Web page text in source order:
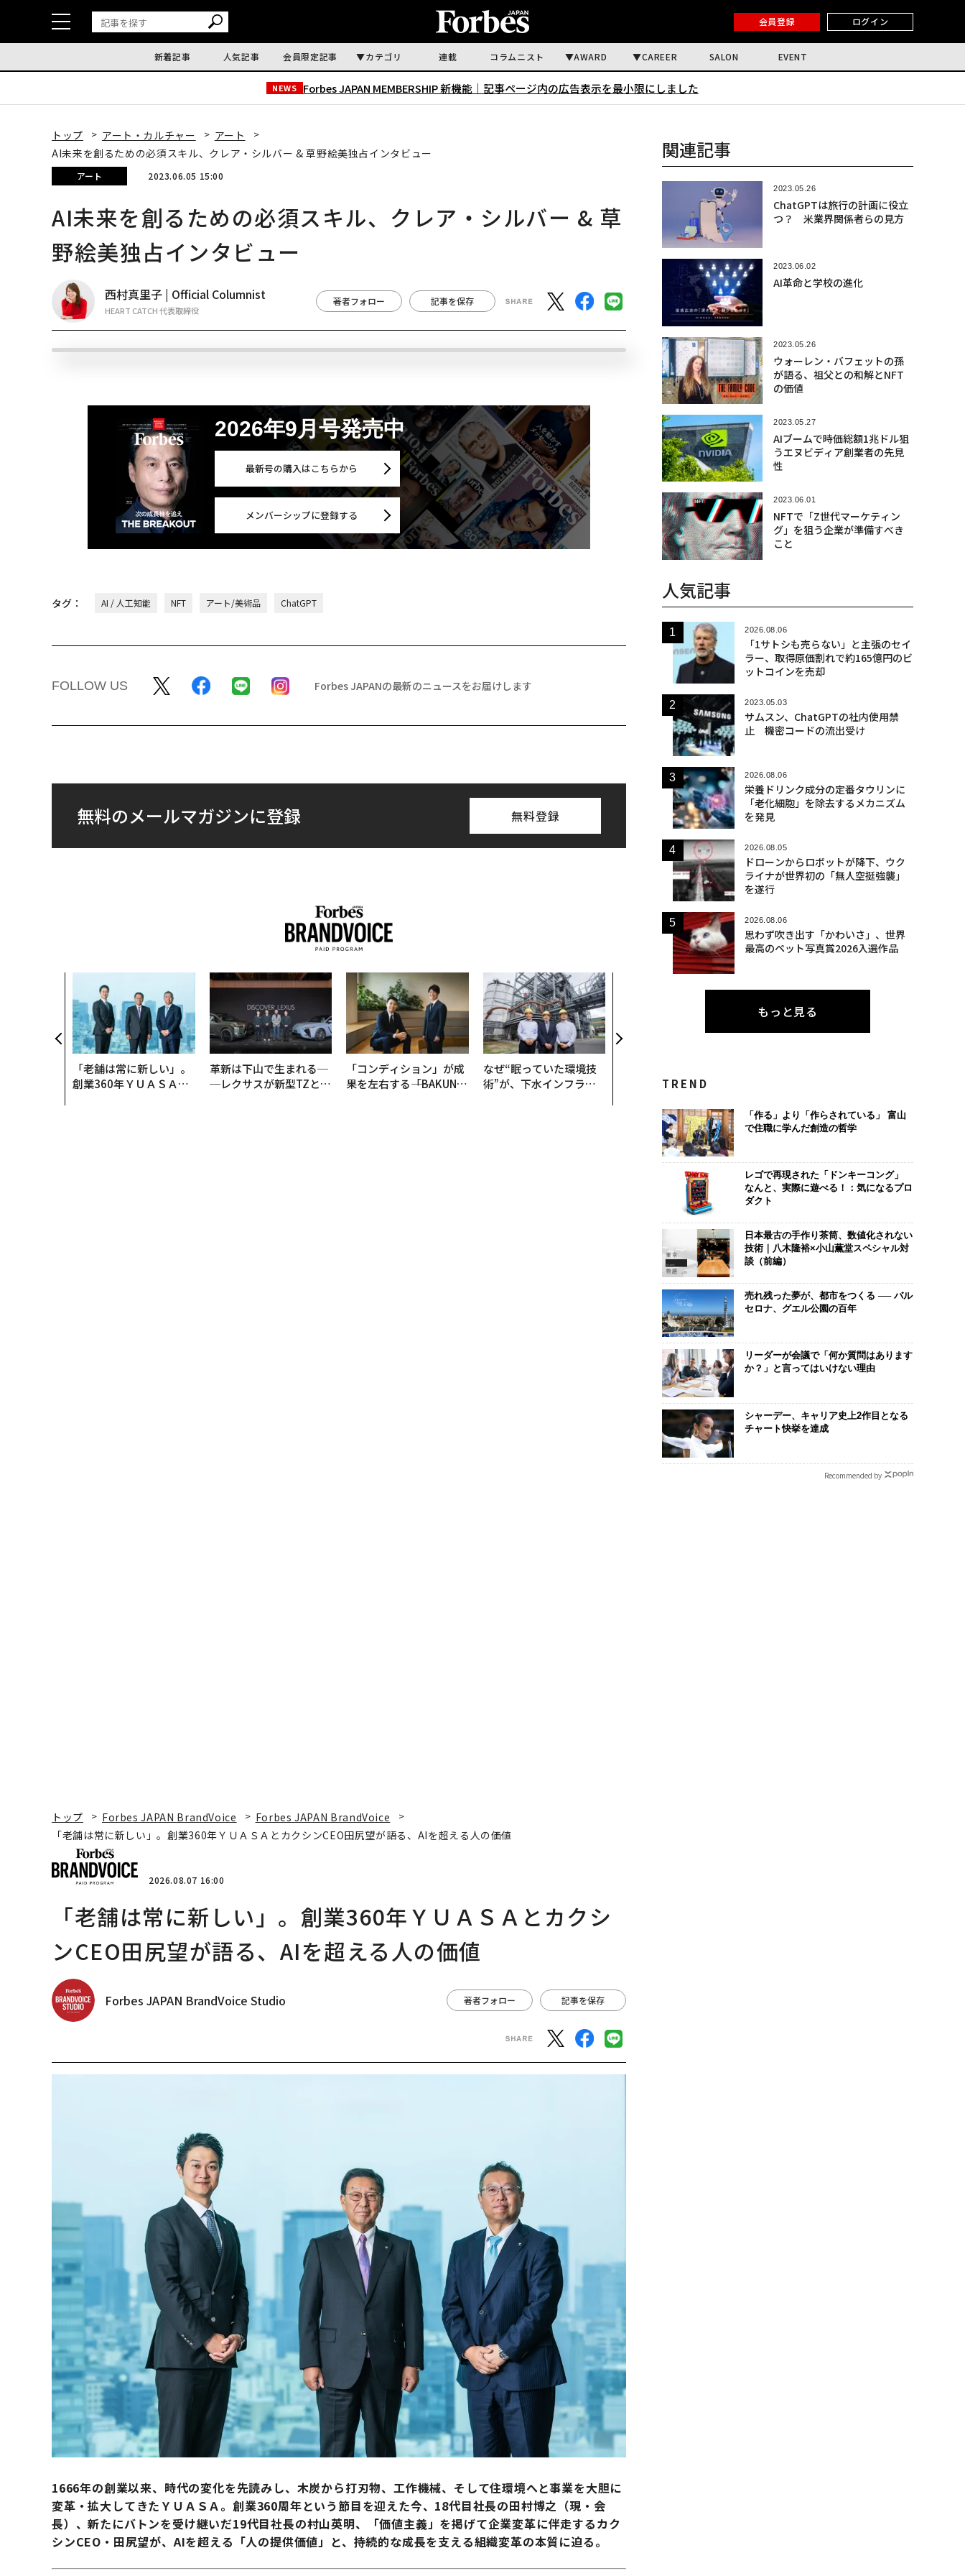
会員登録 ログイン
新着記事 人気記事 会員限定記事 カテゴリ 連載 コラムニスト AWARD CAREER SALON EVENT
NEWS Forbes JAPAN MEMBERSHIP 新機能｜ 記事ページ内の広告表示を最小限にしました
トップ アート・カルチャー
アート
AI未来を創るための必須スキル、クレア・シルバー & 草野絵美独占インタビュー
アート 2023.06.05 15:00
AI未来を創るための必須スキル、クレア・シルバー & 草
野絵美独占インタビュー
西村真里子 | Official Columnist
HEART CATCH 代表取締役
著者フォロー 記事を保存
2026年9月号発売中
最新号の購入はこちらから
メンバーシップに登録する
タグ： AI / 人工知能 NFT アート/美術品 ChatGPT
FOLLOW US Forbes JAPANの最新のニュースをお届けします
無料のメールマガジンに登録 無料登録
「老舗は常に新しい」。
創業360年ＹＵＡＳＡと
革新は下山で生まれる─
─レクサスが新型TZとE
「コンディション」が成
果を左右する――「BAKUN
なぜ“眠っていた環境技
術”が、下水インフラを
挑戦は個から始まり、共
アフリカの農村の通信、
手にした「次なる武器」
関連記事
2023.05.26
ChatGPTは旅行の計画に役立
つ？ 米業界関係者らの見方
2023.06.02
AI革命と学校の進化
2023.05.26
ウォーレン・バフェットの孫
が語る、祖父との和解とNFT
の価値
2023.05.27
AIブームで時価総額1兆ドル狙
うエヌビディア創業者の先見
性
2023.06.01
NFTで「Z世代マーケティン
グ」を狙う企業が準備すべき
こと
人気記事
2026.08.06
「1サトシも売らない」と主張のセイ
ラー、取得原価割れで約165億円のビ
ットコインを売却
2023.05.03
サムスン、ChatGPTの社内使用禁
止 機密コードの流出受け
2026.08.06
栄養ドリンク成分の定番タウリンに
「老化細胞」を除去するメカニズム
を発見
2026.08.05
ドローンからロボットが降下、ウク
ライナが世界初の「無人空挺強襲」
を遂行
2026.08.06
思わず吹き出す「かわいさ」、世界
最高のペット写真賞2026入選作品
もっと見る
TREND
「作る」より「作らされている」 富山
で住職に学んだ創造の哲学
レゴで再現された「ドンキーコング」
なんと、実際に遊べる！：気になるプロ
ダクト
日本最古の手作り茶筒、数値化されない
技術｜八木隆裕×小山薫堂スペシャル対
談（前編）
売れ残った夢が、都市をつくる ── バル
セロナ、グエル公園の百年
リーダーが会議で「何か質問はあります
か？」と言ってはいけない理由
シャーデー、キャリア史上2作目となる
チャート快挙を達成
Recommended by
トップ Forbes JAPAN BrandVoice
Forbes JAPAN BrandVoice
「老舗は常に新しい」。創業360年ＹＵＡＳＡとカクシンCEO田尻望が語る、AIを超える人の価値
2026.08.07 16:00
「老舗は常に新しい」。創業360年ＹＵＡＳＡとカクシ
ンCEO田尻望が語る、AIを超える人の価値
Forbes JAPAN BrandVoice Studio 著者フォロー 記事を保存
1666年の創業以来、時代の変化を先読みし、木炭から打刃物、工作機械、そして住環境へと事業を大胆に
変革・拡大してきたＹＵＡＳＡ。創業360周年という節目を迎えた今、18代目社長の田村博之（現・会
長）、新たにバトンを受け継いだ19代目社長の村山英明、「価値主義」を掲げて企業変革に伴走するカク
シンCEO・田尻望が、AIを超える「人の提供価値」と、持続的な成長を支える組織変革の本質に迫る。